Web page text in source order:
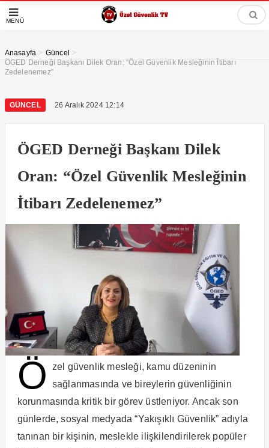
MENÜ
Anasayfa > Güncel >
ÖGED Derneği Başkanı Dilek Oran: “Özel Güvenlik Mesleğinin İtibarı
Zedelenemez”
GÜNCEL 26 Aralık 2024 12:14
ÖGED Derneği Başkanı Dilek
Oran: “Özel Güvenlik Mesleğinin
İtibarı Zedelenemez”
Ö
zel güvenlik mesleği, kamu düzeninin
sağlanmasında ve bireylerin güvenliğinin
korunmasında kritik bir görev üstleniyor. Ancak son
günlerde, sosyal medyada “Yakışıklı Güvenlik” adıyla
tanınan bir kişinin, meslekle ilişkilendirilerek popüler